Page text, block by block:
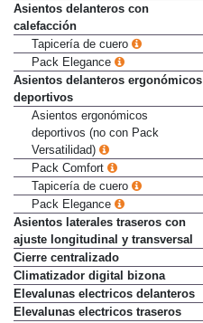
Asientos delanteros con
calefacción
Tapicería de cuero
Pack Elegance
Asientos delanteros ergonómicos
deportivos
Asientos ergonómicos
deportivos (no con Pack
Versatilidad)
Pack Comfort
Tapicería de cuero
Pack Elegance
Asientos laterales traseros con
ajuste longitudinal y transversal
Cierre centralizado
Climatizador digital bizona
Elevalunas electricos delanteros
Elevalunas electricos traseros